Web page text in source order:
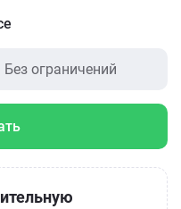
Без ограничений